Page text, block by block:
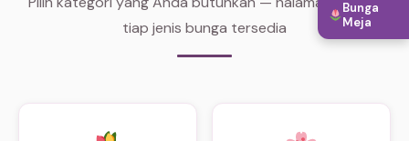
tiap jenis bunga tersedia
Bunga
Meja